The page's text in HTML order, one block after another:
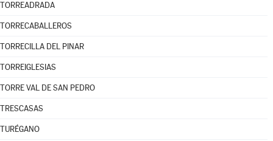
TORREADRADA
TORRECABALLEROS
TORRECILLA DEL PINAR
TORREIGLESIAS
TORRE VAL DE SAN PEDRO
TRESCASAS
TURÉGANO